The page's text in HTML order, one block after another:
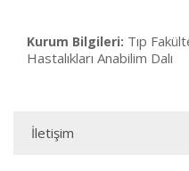
Kurum Bilgileri: Tıp
Hastalıkları Anabilim Dalı
İletişim